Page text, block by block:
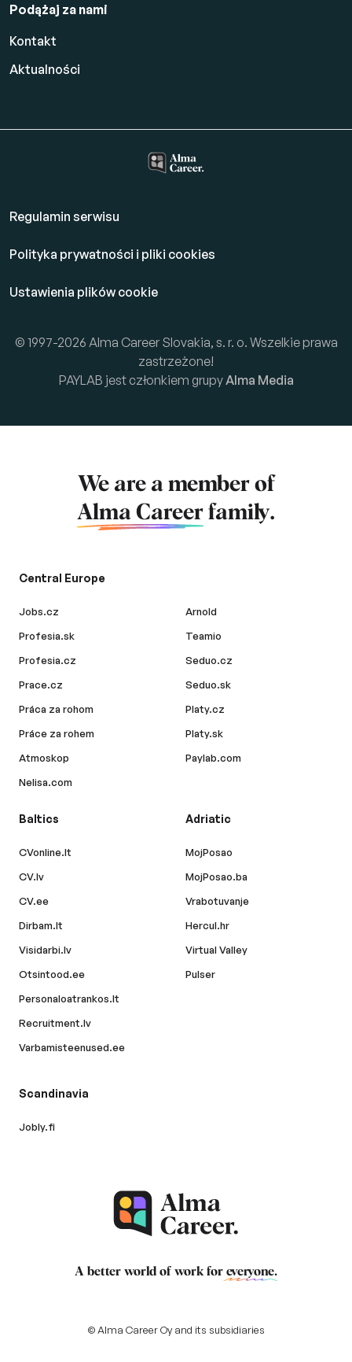
Podążaj za nami
Kontakt
Aktualności
Regulamin serwisu
Polityka prywatności i pliki cookies
Ustawienia plików cookie
© 1997-2026 Alma Career Slovakia, s. r. o. Wszelkie prawa
zastrzeżone!
PAYLAB jest członkiem grupy Alma Media
We are a member of
Alma Career family.
Central Europe
Jobs.cz
Profesia.sk
Profesia.cz
Prace.cz
Práca za rohom
Práce za rohem
Atmoskop
Nelisa.com
Arnold
Teamio
Seduo.cz
Seduo.sk
Platy.cz
Platy.sk
Paylab.com
Baltics
CVonline.lt
CV.lv
CV.ee
Dirbam.lt
Visidarbi.lv
Otsintood.ee
Personaloatrankos.lt
Recruitment.lv
Varbamisteenused.ee
Adriatic
MojPosao
MojPosao.ba
Vrabotuvanje
Hercul.hr
Virtual Valley
Pulser
Scandinavia
Jobly.fi
A better world of work for everyone.
© Alma Career Oy and its subsidiaries